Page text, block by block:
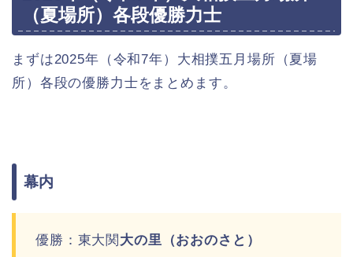
（夏場所）各段優勝力士
まずは2025年（令和7年）大相撲五月場所（夏場
所）各段の優勝力士をまとめます。
幕内
優勝：東大関 大の里（おおのさと）